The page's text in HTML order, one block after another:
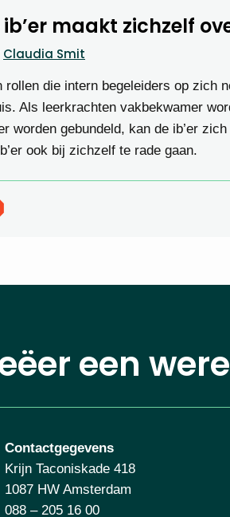
ib’er maakt zichzelf
Claudia Smit
rollen die intern begeleiders op zich
Als leerkrachten vakbekwamer
worden gebundeld, kan de ib’er
ook bij zichzelf te rade gaan.
een
Contactgegevens
Krijn Taconiskade 418
1087 HW Amsterdam
088 – 205 16 00